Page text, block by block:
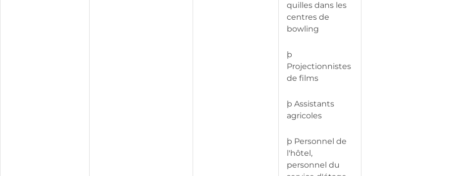
quilles dans les
centres de
bowling
þ
Projectionnistes
de films
þ Assistants
agricoles
þ Personnel de
l'hôtel,
personnel du